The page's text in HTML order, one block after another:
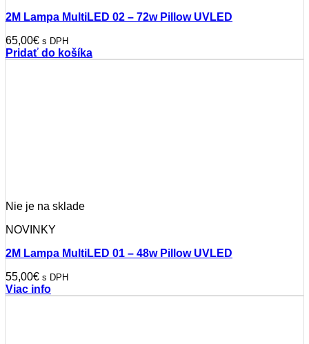
2M Lampa MultiLED 02 – 72w Pillow UVLED
65,00€ s DPH
Pridať do košíka
Nie je na sklade
NOVINKY
2M Lampa MultiLED 01 – 48w Pillow UVLED
55,00€ s DPH
Viac info